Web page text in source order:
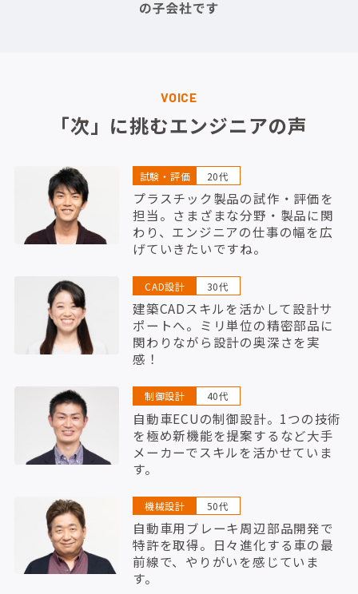
VOICE
「次」に挑むエンジニアの声
試験・評価 20代
プラスチック製品の試作・評価を
担当。さまざまな分野・製品に関
わり、エンジニアの仕事の幅を広
げていきたいですね。
CAD設計 30代
建築CADスキルを活かして設計サ
ポートへ。ミリ単位の精密部品に
関わりながら設計の奥深さを実
感！
制御設計 40代
自動車ECUの制御設計。1つの技術
を極め新機能を提案するなど大手
メーカーでスキルを活かせていま
す。
機械設計 50代
自動車用ブレーキ周辺部品開発で
特許を取得。日々進化する車の最
前線で、やりがいを感じていま
す。